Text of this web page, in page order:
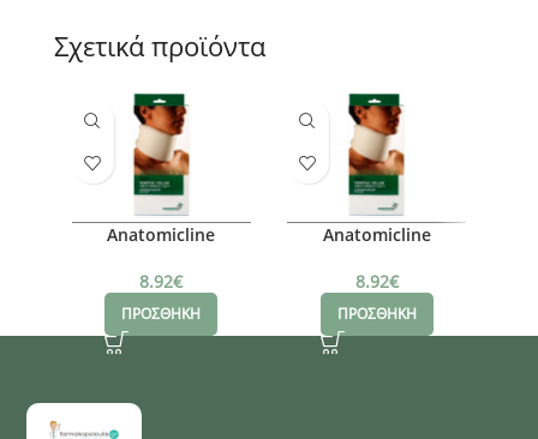
Σχετικά προϊόντα
Anatomicline
Mαλακό, XL
8.92€
ΠΡΟΣΘΗΚΗ
Anatomicline
Mαλακό, ΧXL
8.92€
ΠΡΟΣΘΗΚΗ